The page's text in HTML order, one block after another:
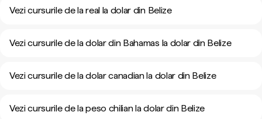
Vezi cursurile de la real la dolar din Belize
Vezi cursurile de la dolar din Bahamas la dolar din Belize
Vezi cursurile de la dolar canadian la dolar din Belize
Vezi cursurile de la peso chilian la dolar din Belize